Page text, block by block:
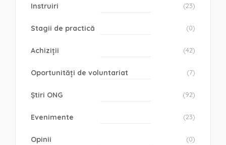
Instruiri (23)
Stagii de practică (0)
Achiziții (42)
Oportunități de voluntariat (7)
Știri ONG (92)
Evenimente (23)
Opinii (0)